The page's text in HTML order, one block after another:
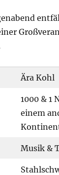
Ära Kohl
1000 & 1
einem
Musik &